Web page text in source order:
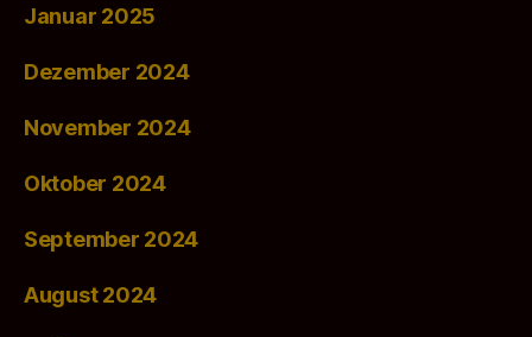
Januar 2025
Dezember 2024
November 2024
Oktober 2024
September 2024
August 2024